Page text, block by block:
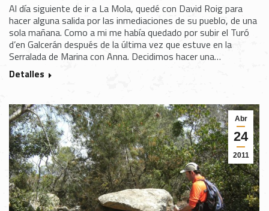
Al día siguiente de ir a La Mola, quedé con David Roig para
hacer alguna salida por las inmediaciones de su pueblo, de una
sola mañana. Como a mi me había quedado por subir el Turó
d’en Galcerán después de la última vez que estuve en la
Serralada de Marina con Anna. Decidimos hacer una…
Detalles
Abr
24
2011